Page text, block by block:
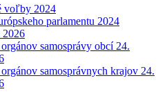
voľby 2024
parlamentu 2024
2026
samosprávy obcí 24.
samosprávnych krajov 24.